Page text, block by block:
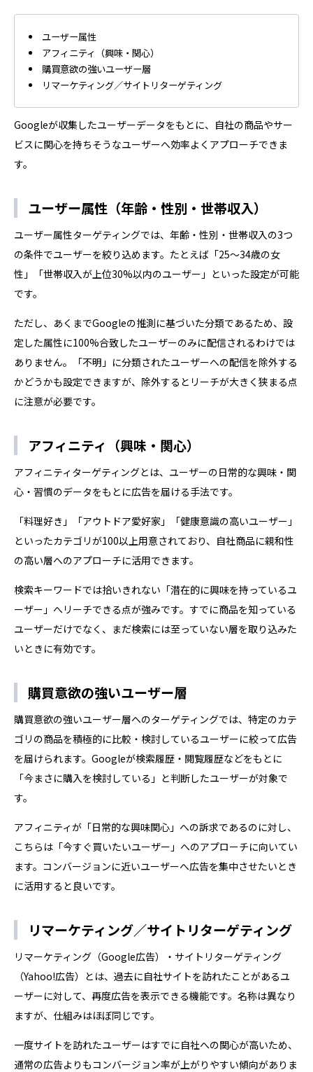
ユーザー属性
アフィニティ（興味・関心）
購買意欲の強いユーザー層
リマーケティング／サイトリターゲティング
Googleが収集したユーザーデータをもとに、自社の商品やサー
ビスに関心を持ちそうなユーザーへ効率よくアプローチできま
す。
ユーザー属性（年齢・性別・世帯収入）
ユーザー属性ターゲティングでは、年齢・性別・世帯収入の3つ
の条件でユーザーを絞り込めます。たとえば「25〜34歳の女
性」「世帯収入が上位30%以内のユーザー」といった設定が可能
です。
ただし、あくまでGoogleの推測に基づいた分類であるため、設
定した属性に100%合致したユーザーのみに配信されるわけでは
ありません。「不明」に分類されたユーザーへの配信を除外する
かどうかも設定できますが、除外するとリーチが大きく狭まる点
に注意が必要です。
アフィニティ（興味・関心）
アフィニティターゲティングとは、ユーザーの日常的な興味・関
心・習慣のデータをもとに広告を届ける手法です。
「料理好き」「アウトドア愛好家」「健康意識の高いユーザー」
といったカテゴリが100以上用意されており、自社商品に親和性
の高い層へのアプローチに活用できます。
検索キーワードでは拾いきれない「潜在的に興味を持っているユ
ーザー」へリーチできる点が強みです。すでに商品を知っている
ユーザーだけでなく、まだ検索には至っていない層を取り込みた
いときに有効です。
購買意欲の強いユーザー層
購買意欲の強いユーザー層へのターゲティングでは、特定のカテ
ゴリの商品を積極的に比較・検討しているユーザーに絞って広告
を届けられます。Googleが検索履歴・閲覧履歴などをもとに
「今まさに購入を検討している」と判断したユーザーが対象で
す。
アフィニティが「日常的な興味関心」への訴求であるのに対し、
こちらは「今すぐ買いたいユーザー」へのアプローチに向いてい
ます。コンバージョンに近いユーザーへ広告を集中させたいとき
に活用すると良いです。
リマーケティング／サイトリターゲティング
リマーケティング（Google広告）・サイトリターゲティング
（Yahoo!広告）とは、過去に自社サイトを訪れたことがあるユ
ーザーに対して、再度広告を表示できる機能です。名称は異なり
ますが、仕組みはほぼ同じです。
一度サイトを訪れたユーザーはすでに自社への関心が高いため、
通常の広告よりもコンバージョン率が上がりやすい傾向がありま